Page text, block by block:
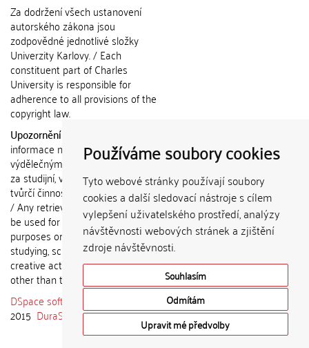
Používáme soubory cookies
Tyto webové stránky používají soubory
cookies a další sledovací nástroje s cílem
vylepšení uživatelského prostředí, analýzy
návštěvnosti webových stránek a zjištění
zdroje návštěvnosti.
Souhlasím
Odmítám
Upravit mé předvolby
Za dodržení všech ustanovení
autorského zákona jsou
zodpovědné jednotlivé složky
Univerzity Karlovy. / Each
constituent part of Charles
University is responsible for
adherence to all provisions of the
copyright law.
Upozornění / Notice:
informace nemohou být použity k
výdělečným účelům nebo vydávány
za studijní, vědeckou nebo jinou
tvůrčí činnost jiné osoby než autora.
/ Any retrieved information shall not
be used for any commercial
purposes or claimed as results of
studying, scientific or any other
creative activities of any person
other than the author.
DSpace software
copyright © 2002-
2015 DuraSpace